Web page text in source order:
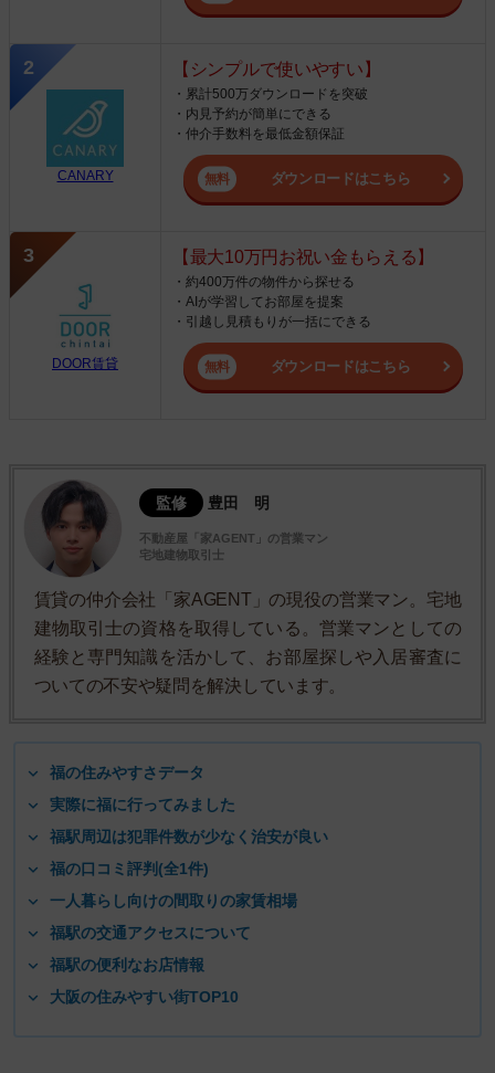
CANARY
【シンプルで使いやすい】
・累計500万ダウンロードを突破
・内見予約が簡単にできる
・仲介手数料を最低金額保証
ダウンロードはこちら
DOOR賃貸
【最大10万円お祝い金もらえる】
・約400万件の物件から探せる
・AIが学習してお部屋を提案
・引越し見積もりが一括にできる
ダウンロードはこちら
監修 豊田 明
不動産屋「家AGENT」の営業マン
宅地建物取引士
賃貸の仲介会社「家AGENT」の現役の営業マン。宅地
建物取引士の資格を取得している。営業マンとしての
経験と専門知識を活かして、お部屋探しや入居審査に
ついての不安や疑問を解決しています。
福の住みやすさデータ
実際に福に行ってみました
福駅周辺は犯罪件数が少なく治安が良い
福の口コミ評判(全1件)
一人暮らし向けの間取りの家賃相場
福駅の交通アクセスについて
福駅の便利なお店情報
大阪の住みやすい街TOP10